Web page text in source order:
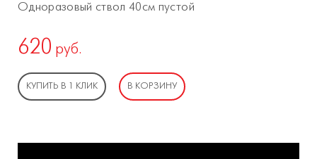
Одноразовый ствол 40см пустой
620 руб.
КУПИТЬ В 1 КЛИК В КОРЗИНУ